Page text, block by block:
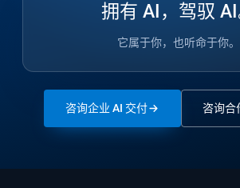
拥有 AI，驾驭 AI
它属于你，也听命于你。
咨询企业 AI 交付 咨询合